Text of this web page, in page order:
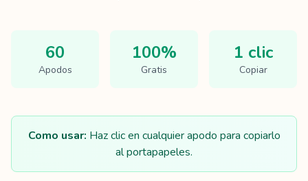
60
Apodos
100%
Gratis
1 clic
Copiar
Como usar: Haz clic en cualquier apodo para copiarlo
al portapapeles.